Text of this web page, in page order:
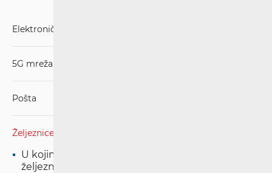
Elektroničke komunikacije
5G mreža
Pošta
Željeznice
U kojim slučajevima se putnik može žaliti na rad
željezničkog putničkog prijevoznika?